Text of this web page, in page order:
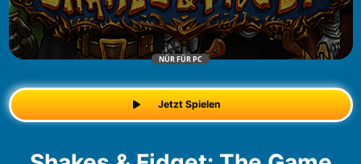
NÜR FÜR PC
Jetzt Spielen